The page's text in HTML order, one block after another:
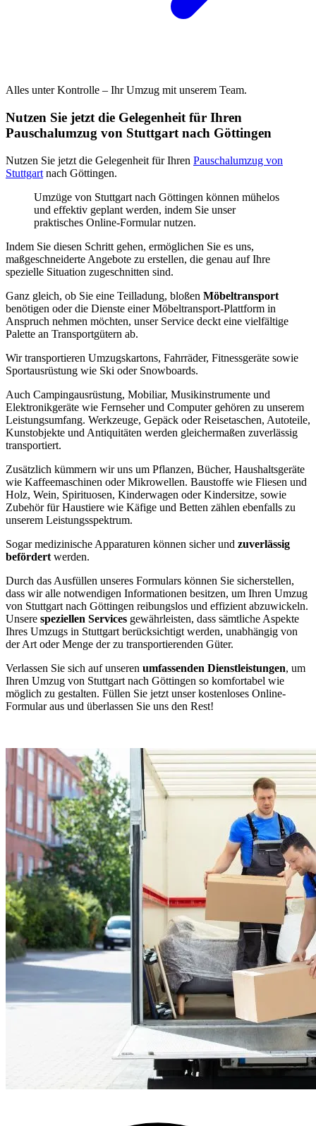
Alles unter Kontrolle – Ihr Umzug mit unserem Team.
Nutzen Sie jetzt die Gelegenheit für Ihren
Pauschalumzug von Stuttgart nach Göttingen
Nutzen Sie jetzt die Gelegenheit für Ihren Pauschalumzug von
Stuttgart nach Göttingen.
Umzüge von Stuttgart nach Göttingen können mühelos
und effektiv geplant werden, indem Sie unser
praktisches Online-Formular nutzen.
Indem Sie diesen Schritt gehen, ermöglichen Sie es uns,
maßgeschneiderte Angebote zu erstellen, die genau auf Ihre
spezielle Situation zugeschnitten sind.
Ganz gleich, ob Sie eine Teilladung, bloßen Möbeltransport
benötigen oder die Dienste einer Möbeltransport-Plattform in
Anspruch nehmen möchten, unser Service deckt eine vielfältige
Palette an Transportgütern ab.
Wir transportieren Umzugskartons, Fahrräder, Fitnessgeräte sowie
Sportausrüstung wie Ski oder Snowboards.
Auch Campingausrüstung, Mobiliar, Musikinstrumente und
Elektronikgeräte wie Fernseher und Computer gehören zu unserem
Leistungsumfang. Werkzeuge, Gepäck oder Reisetaschen, Autoteile,
Kunstobjekte und Antiquitäten werden gleichermaßen zuverlässig
transportiert.
Zusätzlich kümmern wir uns um Pflanzen, Bücher, Haushaltsgeräte
wie Kaffeemaschinen oder Mikrowellen. Baustoffe wie Fliesen und
Holz, Wein, Spirituosen, Kinderwagen oder Kindersitze, sowie
Zubehör für Haustiere wie Käfige und Betten zählen ebenfalls zu
unserem Leistungsspektrum.
Sogar medizinische Apparaturen können sicher und zuverlässig
befördert werden.
Durch das Ausfüllen unseres Formulars können Sie sicherstellen,
dass wir alle notwendigen Informationen besitzen, um Ihren Umzug
von Stuttgart nach Göttingen reibungslos und effizient abzuwickeln.
Unsere speziellen Services gewährleisten, dass sämtliche Aspekte
Ihres Umzugs in Stuttgart berücksichtigt werden, unabhängig von
der Art oder Menge der zu transportierenden Güter.
Verlassen Sie sich auf unseren umfassenden Dienstleistungen, um
Ihren Umzug von Stuttgart nach Göttingen so komfortabel wie
möglich zu gestalten. Füllen Sie jetzt unser kostenloses Online-
Formular aus und überlassen Sie uns den Rest!